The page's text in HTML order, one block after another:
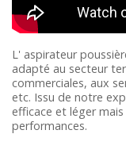
L' aspirateur
adapté au secteur
commerciales, aux
etc. Issu de notre
efficace et léger
performances.